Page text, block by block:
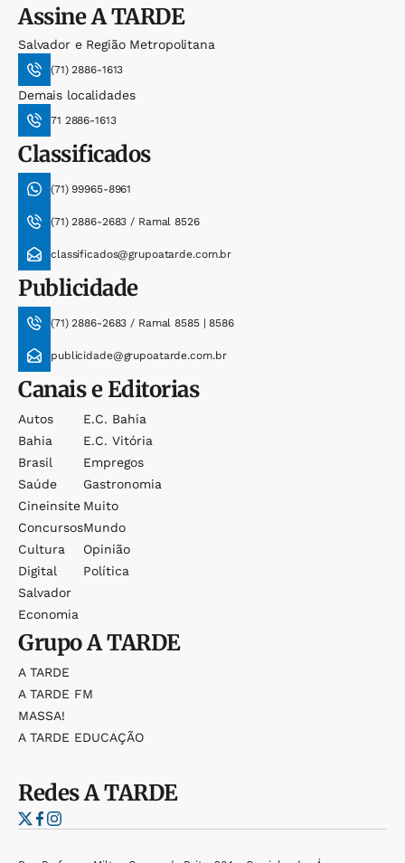
AssineA TARDE
Salvador e Região Metropolitana
(71) 2886-1613
Demais localidades
71 2886-1613
Classificados
(71) 99965-8961
(71) 2886-2683 / Ramal 8526
classificados@grupoatarde.com.br
Publicidade
(71) 2886-2683 / Ramal 8585 | 8586
publicidade@grupoatarde.com.br
Canais e Editorias
Autos
Bahia
Brasil
Saúde
Cineinsite
Concursos
Cultura
Digital
Salvador
Economia
E.c. Bahia
E.c. Vitória
Empregos
Gastronomia
Muito
Mundo
Opinião
Política
GrupoA TARDE
A TARDE
A TARDE FM
MASSA!
A TARDE EDUCAÇÃO
RedesA TARDE